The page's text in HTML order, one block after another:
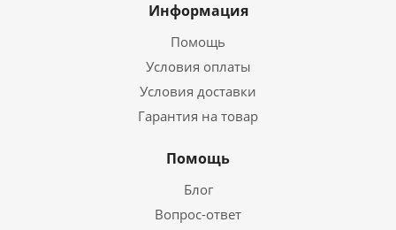
Информация
Помощь
Условия оплаты
Условия доставки
Гарантия на товар
Помощь
Блог
Вопрос-ответ